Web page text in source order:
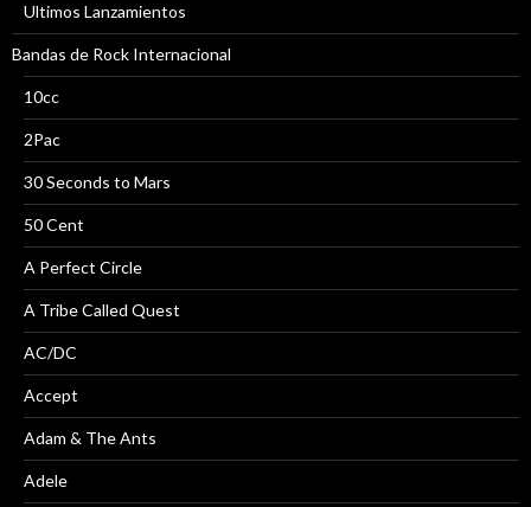
Ultimos Lanzamientos
Bandas de Rock Internacional
10cc
2Pac
30 Seconds to Mars
50 Cent
A Perfect Circle
A Tribe Called Quest
AC/DC
Accept
Adam & The Ants
Adele